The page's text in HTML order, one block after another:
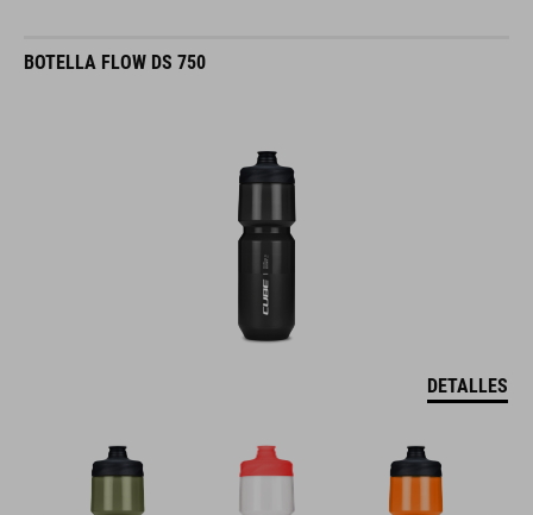
BOTELLA FLOW DS 750
DETALLES